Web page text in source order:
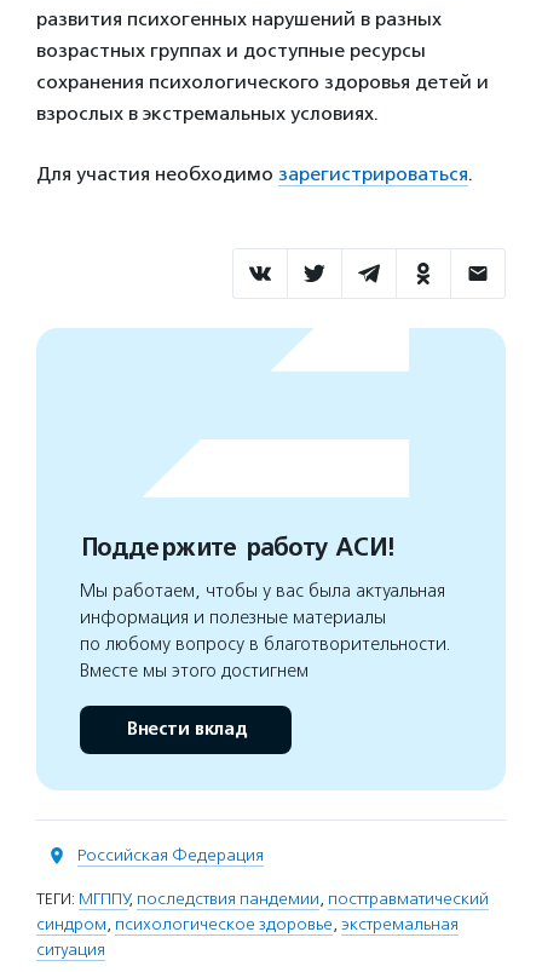
развития психогенных нарушений в разных
возрастных группах и доступные ресурсы
сохранения психологического здоровья детей и
взрослых в экстремальных условиях.
Для участия необходимо зарегистрироваться.
Поддержите работу АСИ!
Мы работаем, чтобы у вас была актуальная
информация и полезные материалы
по любому вопросу в благотворительности.
Вместе мы этого достигнем
Внести вклад
Российская Федерация
ТЕГИ: МГППУ, последствия пандемии, посттравматический
синдром, психологическое здоровье, экстремальная
ситуация